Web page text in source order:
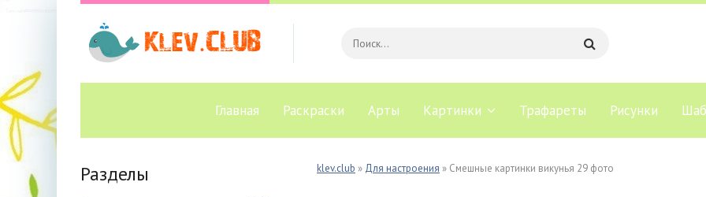
Главная Раскраски Арты Картинки Трафареты Рисунки
klev.club » Для настроения » Смешные картинки викунья 29 фото
Разделы